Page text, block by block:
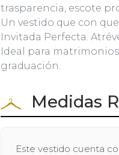
trasparencia, escote
Un vestido que con
Invitada Perfecta.
Ideal para
graduación.
Medidas
Este vestido cuenta